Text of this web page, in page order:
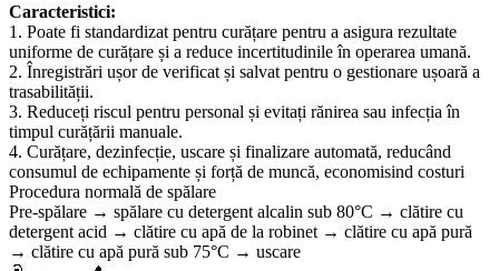
Caracteristici:
1. Poate fi standardizat pentru curățare pentru a asigura rezultate
uniforme de curățare și a reduce incertitudinile în operarea umană.
2. Înregistrări ușor de verificat și salvat pentru o gestionare ușoară a
trasabilității.
3. Reduceți riscul pentru personal și evitați rănirea sau infecția în
timpul curățării manuale.
4. Curățare, dezinfecție, uscare și finalizare automată, reducând
consumul de echipamente și forță de muncă, economisind costuri
Procedura normală de spălare
Pre-spălare → spălare cu detergent alcalin sub 80°C → clătire cu
detergent acid → clătire cu apă de la robinet → clătire cu apă pură
→ clătire cu apă pură sub 75°C → uscare